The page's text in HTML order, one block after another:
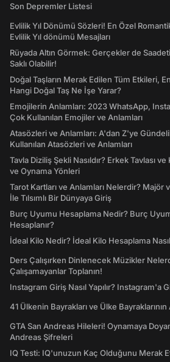
Son Depremler Listesi
Evlilik Yıl Dönümü Sözleri! En Özel
Evlilik Yıl dönümü Mesajları
Rüyada Altın Görmek: Gerçekler de
Saklı Olabilir!
Doğal Taşların Merak Edilen Tüm Etkileri,
Hangi Doğal Taş Ne İşe Yarar?
Emojilerin Anlamları: 2023 WhatsApp,
Çok Kullanılan Emojiler ve Anlamları
Atasözleri ve Anlamları: A'dan Z'ye
Kullanılan Atasözleri ve Anlamları
Tavla Diziliş Şekli Nasıldır? Erkek Tavlası ve
ve Oynama Yönleri
Tarot Kartları ve Anlamları Nelerdir?
İle Tılsımlı Bir Dünyaya Giriş
Burç Uyumu Hesaplama Nedir? Burç
Hesaplanır?
İdeal Kilo Nedir? İdeal Kilo Hesaplama Nasıl
Ders Çalışırken Dinlenecek Müzikler
Çalışamayanlar Toplanın!
Instagram Giriş Nasıl Yapılır? Instagram'a
41 Ülkenin Bayrakları ve Ülke Bayraklarının
GTA San Andreas Hileleri! Oynamaya
Andreas Şifreleri
IQ Testi: IQ'unuzun Kaç Olduğunu Merak